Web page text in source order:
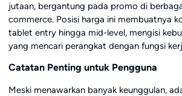
jutaan, bergantung pada promo di
commerce. Posisi harga ini membuatnya
tablet entry hingga mid-level, mengisi
yang mencari perangkat dengan fungsi
Catatan Penting untuk Pengguna
Meski menawarkan banyak keunggulan,